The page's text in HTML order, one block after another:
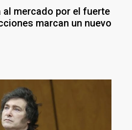
al mercado por el fuerte
marcan un nuevo